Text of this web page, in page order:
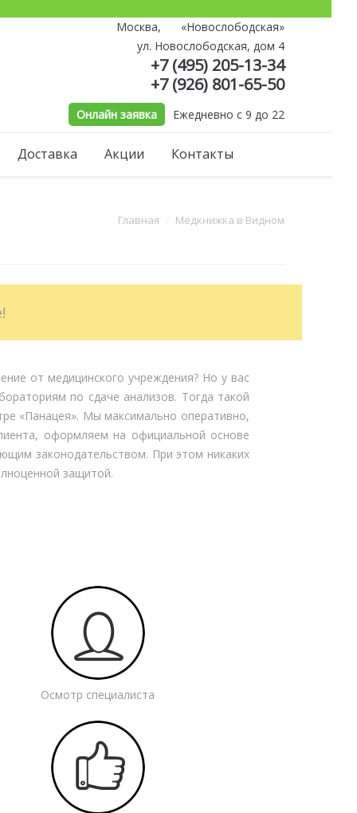
Москва,
«Новослободская»
ул. Новослободская, дом 4
+7 (495) 205-13-34
+7 (926) 801-65-50
Онлайн заявка Ежедневно с 9 до 22
Доставка Акции Контакты
Главная Медкнижка в Видном
от медицинского учреждения? Но у вас
по сдаче анализов. Тогда такой
«Панацея». Мы максимально оперативно,
оформляем на официальной основе
законодательством. При этом никаких
защитой.
Осмотр специалиста